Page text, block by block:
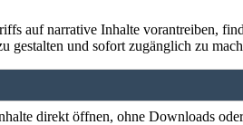
auf narrative Inhalte vorantreiben,
und sofort zugänglich zu
direkt öffnen, ohne Downloads